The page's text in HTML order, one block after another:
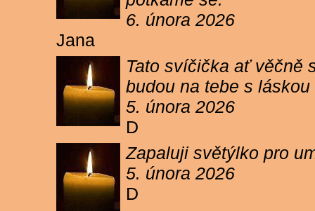
6. února 2026
Jana
Tato svíčička ať věčně
budou na tebe s
5. února 2026
D
Zapaluji světýlko pro
5. února 2026
D